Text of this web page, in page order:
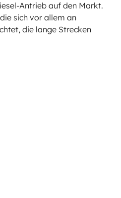
Antrieb auf den Markt.
sich vor allem an
die lange Strecken